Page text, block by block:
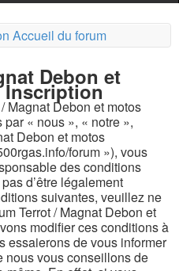
Accueil du forum
Debon et
Inscription
Magnat Debon et motos
« nous », « notre »,
Debon et motos
forum »), vous
des conditions
d’être légalement
suivantes, veuillez ne
Terrot / Magnat Debon et
modifier ces conditions à
essaierons de vous informer
nous vous conseillons de